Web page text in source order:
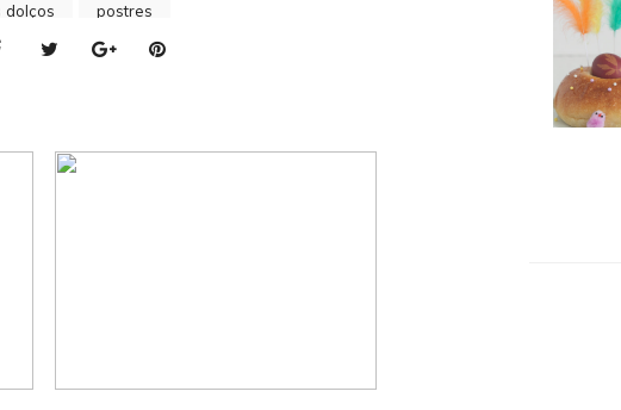
dolços postres